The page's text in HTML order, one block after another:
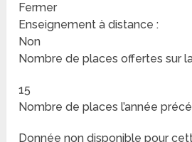
Fermer
Enseignement à distance :
Non
Nombre de places offertes sur
15
Nombre de places l’année
Donnée non disponible pour